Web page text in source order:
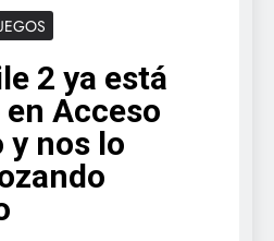
2 ya está
Acceso
nos lo